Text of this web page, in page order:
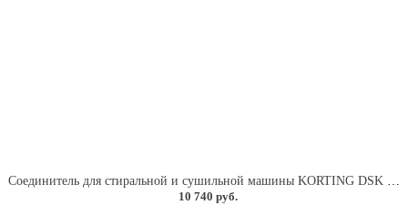
Соединитель для стиральной и сушильной машины KORTING DSK 155
10 740 руб.